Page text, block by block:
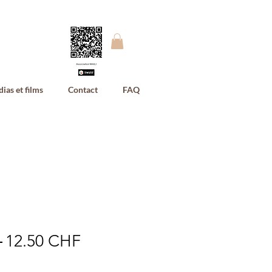
et films Contact FAQ
Prix
12.50 CHF